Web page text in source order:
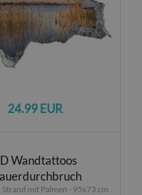
24.99 EUR
Wandtattoos
mit Palmen - 95x73 cm